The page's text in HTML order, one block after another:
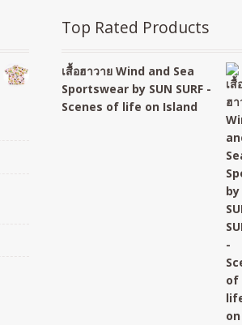
Top Rated Products
เสื้อฮาวาย Wind and Sea
Sportswear by SUN SURF -
Scenes of life on Island